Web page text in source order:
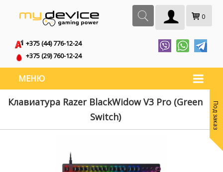
0
+375 (44) 776-12-24
+375 (29) 760-12-24
МЕНЮ
Клавиатура Razer BlackWidow V3 Pro (Green
Switch)
Под заказ